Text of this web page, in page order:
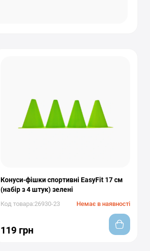
Конуси-фішки спортивні EasyFit 17 см
(набір з 4 штук) зелені
Код товара:26930-23 Немає в наявності
119 грн